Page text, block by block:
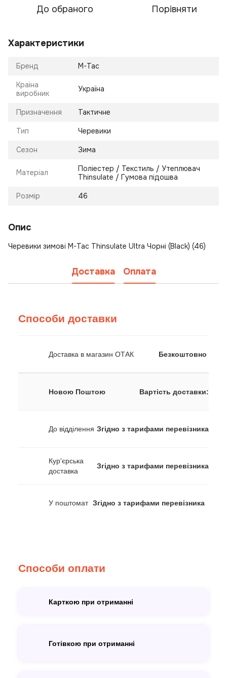
До обраного Порівняти
Характеристики
Бренд M-Tac
Країна
виробник
Україна
Призначення Тактичне
Тип Черевики
Сезон Зима
Матеріал
Поліестер / Текстиль / Утеплювач
Thinsulate / Гумова підошва
Розмір 46
Опис
Черевики зимові M-Tac Thinsulate Ultra Чорні (Black) (46)
Доставка Оплата
Способи доставки
Доставка в магазин ОТАК Безкоштовно
Новою Поштою Вартість доставки:
До відділення Згідно з тарифами перевізника
Кур'єрська
доставка
Згідно з тарифами перевізника
У поштомат Згідно з тарифами перевізника
Способи оплати
Карткою при отриманні
Готівкою при отриманні